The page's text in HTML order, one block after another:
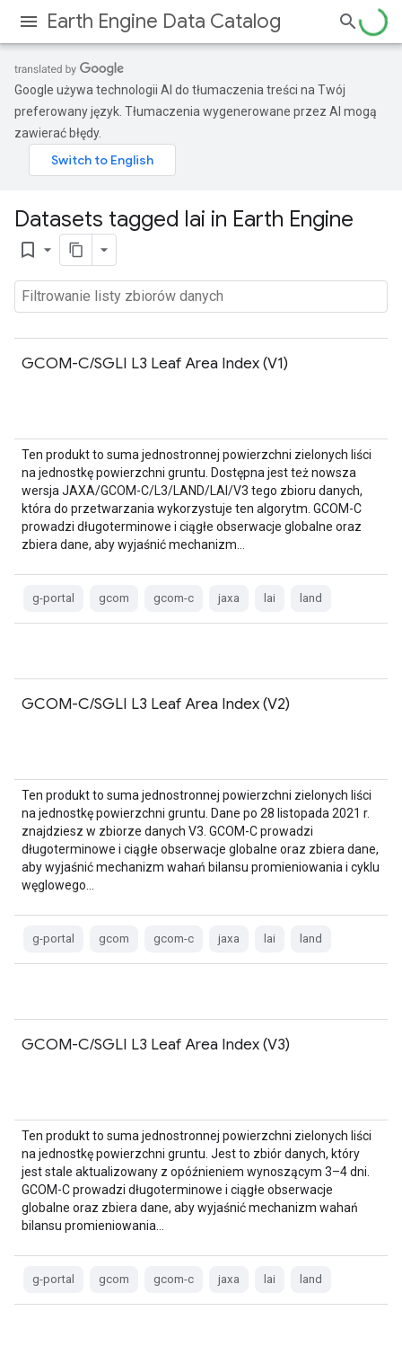
Earth Engine Data Catalog
Google używa technologii AI do tłumaczenia treści na Twój
preferowany język. Tłumaczenia wygenerowane przez AI mogą
zawierać błędy.
Datasets tagged lai in Earth Engine
bookmark_border
GCOM-C/SGLI L3 Leaf Area Index (V1)
Ten produkt to suma jednostronnej powierzchni zielonych liści
na jednostkę powierzchni gruntu. Dostępna jest też nowsza
wersja JAXA/GCOM-C/L3/LAND/LAI/V3 tego zbioru danych,
która do przetwarzania wykorzystuje ten algorytm. GCOM-C
prowadzi długoterminowe i ciągłe obserwacje globalne oraz
zbiera dane, aby wyjaśnić mechanizm…
g-portal gcom gcom-c jaxa lai land
GCOM-C/SGLI L3 Leaf Area Index (V2)
Ten produkt to suma jednostronnej powierzchni zielonych liści
na jednostkę powierzchni gruntu. Dane po 28 listopada 2021 r.
znajdziesz w zbiorze danych V3. GCOM-C prowadzi
długoterminowe i ciągłe obserwacje globalne oraz zbiera dane,
aby wyjaśnić mechanizm wahań bilansu promieniowania i cyklu
węglowego…
g-portal gcom gcom-c jaxa lai land
GCOM-C/SGLI L3 Leaf Area Index (V3)
Ten produkt to suma jednostronnej powierzchni zielonych liści
na jednostkę powierzchni gruntu. Jest to zbiór danych, który
jest stale aktualizowany z opóźnieniem wynoszącym 3–4 dni.
GCOM-C prowadzi długoterminowe i ciągłe obserwacje
globalne oraz zbiera dane, aby wyjaśnić mechanizm wahań
bilansu promieniowania…
g-portal gcom gcom-c jaxa lai land